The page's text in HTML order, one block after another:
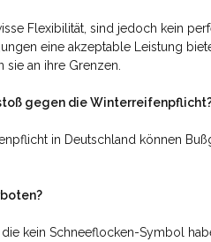
Flexibilität, sind jedoch kein
eine akzeptable Leistung
sie an ihre Grenzen.
gegen die
in Deutschland können
kein Schneeflocken-Symbol